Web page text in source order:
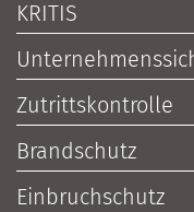
KRITIS
Zutrittskontrolle
Brandschutz
Einbruchschutz